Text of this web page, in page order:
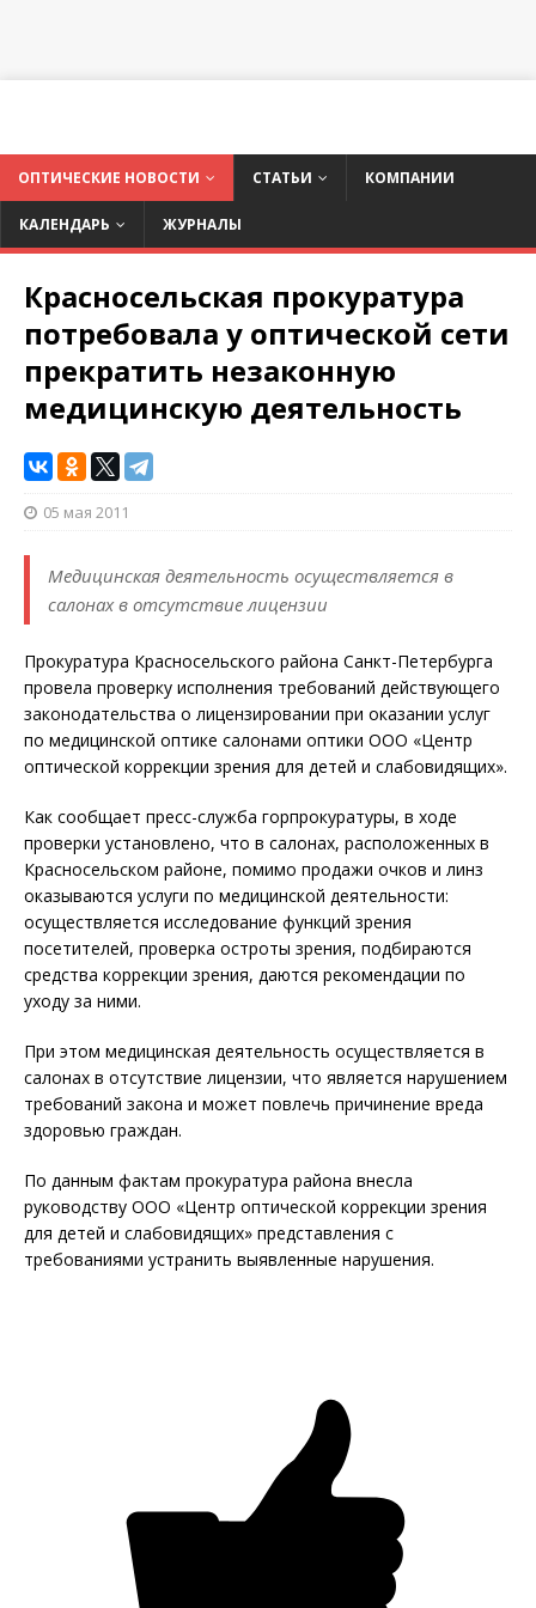
ОПТИЧЕСКИЕ НОВОСТИ СТАТЬИ КОМПАНИИ
КАЛЕНДАРЬ ЖУРНАЛЫ
Красносельская прокуратура
потребовала у оптической сети
прекратить незаконную
медицинскую деятельность
05 мая 2011
Медицинская деятельность осуществляется в
салонах в отсутствие лицензии
Прокуратура Красносельского района Санкт-Петербурга
провела проверку исполнения требований действующего
законодательства о лицензировании при оказании услуг
по медицинской оптике салонами оптики ООО «Центр
оптической коррекции зрения для детей и слабовидящих».
Как сообщает пресс-служба горпрокуратуры, в ходе
проверки установлено, что в салонах, расположенных в
Красносельском районе, помимо продажи очков и линз
оказываются услуги по медицинской деятельности:
осуществляется исследование функций зрения
посетителей, проверка остроты зрения, подбираются
средства коррекции зрения, даются рекомендации по
уходу за ними.
При этом медицинская деятельность осуществляется в
салонах в отсутствие лицензии, что является нарушением
требований закона и может повлечь причинение вреда
здоровью граждан.
По данным фактам прокуратура района внесла
руководству ООО «Центр оптической коррекции зрения
для детей и слабовидящих» представления с
требованиями устранить выявленные нарушения.